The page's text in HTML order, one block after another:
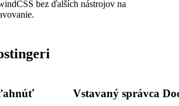
bez ďalších nástrojov na
Vstavaný správca